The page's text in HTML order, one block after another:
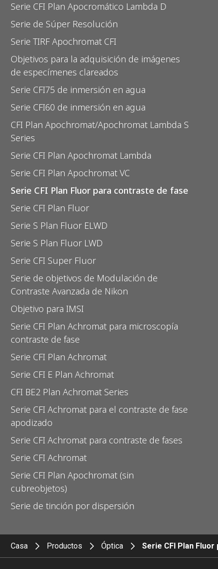
Serie CFI Plan Apocromático Lambda D
Serie de Súper Resolución
Serie TIRF Apochromat CFI
Objetivos para la adquisición de imágenes
de especímenes clareados
Serie CFI75 de inmersión en agua
Serie CFI60 de inmersión en agua
CFI Plan Apochromat/Apochromat Lambda S
Series
Serie CFI Plan Apochromat Lambda
Serie CFI Plan Apochromat VC
Serie CFI Plan Fluor para contraste de fase
Serie CFI Plan Fluor
Serie S Plan Fluor ELWD
Serie S Plan Fluor LWD
Serie CFI Super Fluor
Serie de objetivos de Modulación de
Contraste Avanzada de Nikon
Objetivo para IMSI
Serie CFI Plan Achromat para microscopía
contraste de fase
Serie CFI Plan Achromat
Serie CFI E Plan Achromat
CFI BE2 Plan Achromat Series
Serie CFI Achromat para el contraste de fase
apodizado
Serie CFI Achromat para contraste de fases
Serie CFI Achromat
Serie CFI Plan Apochromat (sin
cubreobjetos)
Serie de tinción por dispersión
Casa Productos Óptica Serie CFI Plan